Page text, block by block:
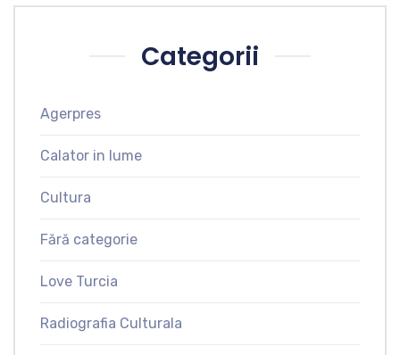
Categorii
Agerpres
Calator in lume
Cultura
Fără categorie
Love Turcia
Radiografia Culturala